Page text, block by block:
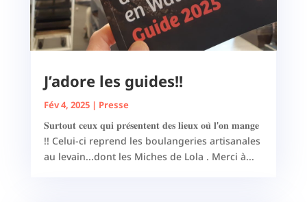
J’adore les guides!!
Fév 4, 2025| Presse
𝐒𝐮𝐫𝐭𝐨𝐮𝐭 𝐜𝐞𝐮𝐱 𝐪𝐮𝐢 𝐩𝐫𝐞́𝐬𝐞𝐧𝐭𝐞𝐧𝐭 𝐝𝐞𝐬 𝐥𝐢𝐞𝐮𝐱 𝐨𝐮̀ 𝐥'𝐨𝐧 𝐦𝐚𝐧𝐠𝐞
!! Celui-ci reprend les boulangeries artisanales
au levain...dont les Miches de Lola . Merci à...